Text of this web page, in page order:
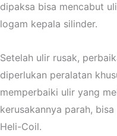
dipaksa bisa mencabut
logam kepala silinder.
Setelah ulir rusak,
diperlukan peralatan
memperbaiki ulir yang
kerusakannya parah,
Heli-Coil.